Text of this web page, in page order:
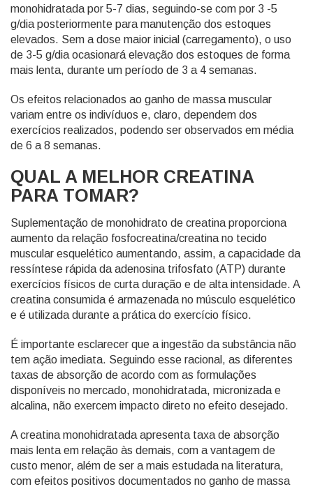
monohidratada por 5-7 dias, seguindo-se com por 3 -5
g/dia posteriormente para manutenção dos estoques
elevados. Sem a dose maior inicial (carregamento), o uso
de 3-5 g/dia ocasionará elevação dos estoques de forma
mais lenta, durante um período de 3 a 4 semanas.
Os efeitos relacionados ao ganho de massa muscular
variam entre os indivíduos e, claro, dependem dos
exercícios realizados, podendo ser observados em média
de 6 a 8 semanas.
QUAL A MELHOR CREATINA
PARA TOMAR?
Suplementação de monohidrato de creatina proporciona
aumento da relação fosfocreatina/creatina no tecido
muscular esquelético aumentando, assim, a capacidade da
ressíntese rápida da adenosina trifosfato (ATP) durante
exercícios físicos de curta duração e de alta intensidade. A
creatina consumida é armazenada no músculo esquelético
e é utilizada durante a prática do exercício físico.
É importante esclarecer que a ingestão da substância não
tem ação imediata. Seguindo esse racional, as diferentes
taxas de absorção de acordo com as formulações
disponíveis no mercado, monohidratada, micronizada e
alcalina, não exercem impacto direto no efeito desejado.
A creatina monohidratada apresenta taxa de absorção
mais lenta em relação às demais, com a vantagem de
custo menor, além de ser a mais estudada na literatura,
com efeitos positivos documentados no ganho de massa